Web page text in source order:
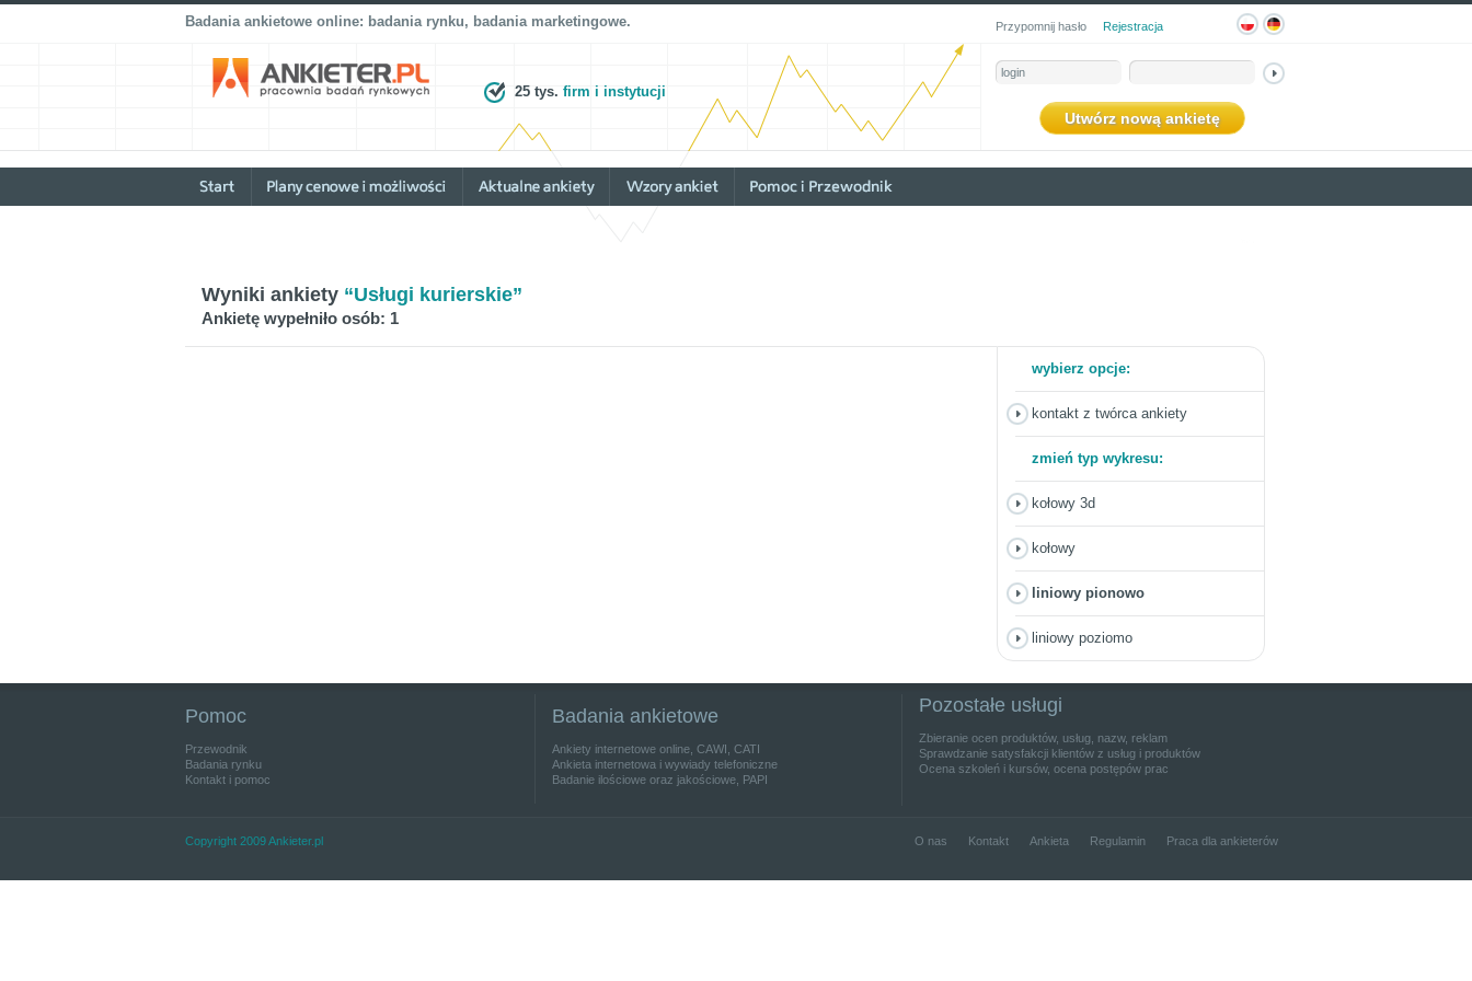
Badania ankietowe online: badania rynku, badania marketingowe.
25 tys. firm i instytucji
Przypomnij hasło Rejestracja
Utwórz nową ankietę
Wyniki ankiety “Usługi kurierskie”
Ankietę wypełniło osób: 1
wybierz opcje:
kontakt z twórca ankiety
zmień typ wykresu:
kołowy 3d
kołowy
liniowy pionowo
liniowy poziomo
Pomoc
Przewodnik
Badania rynku
Kontakt i pomoc
Badania ankietowe
Ankiety internetowe online, CAWI, CATI
Ankieta internetowa i wywiady telefoniczne
Badanie ilościowe oraz jakościowe, PAPI
Pozostałe usługi
Zbieranie ocen produktów, usług, nazw, reklam
Sprawdzanie satysfakcji klientów z usług i produktów
Ocena szkoleń i kursów, ocena postępów prac
Copyright 2009 Ankieter.pl O nas Kontakt Ankieta Regulamin Praca dla ankieterów